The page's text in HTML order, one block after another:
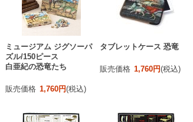
ミュージアム ジグソーパ
ズル/150ピース
白亜紀の恐竜たち
販売価格 1,760円(税込)
タブレットケース 恐竜
販売価格 1,760円(税込)